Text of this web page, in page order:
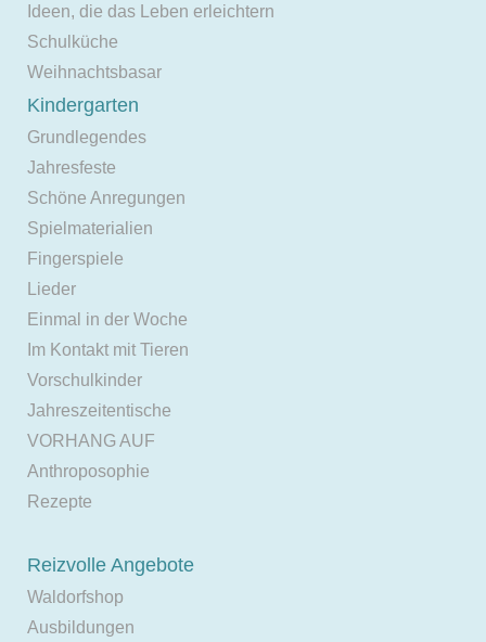
Ideen, die das Leben erleichtern
Schulküche
Weihnachtsbasar
Kindergarten
Grundlegendes
Jahresfeste
Schöne Anregungen
Spielmaterialien
Fingerspiele
Lieder
Einmal in der Woche
Im Kontakt mit Tieren
Vorschulkinder
Jahreszeitentische
VORHANG AUF
Anthroposophie
Rezepte
Reizvolle Angebote
Waldorfshop
Ausbildungen